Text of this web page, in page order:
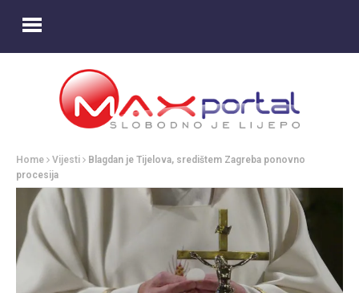
Home Vijesti
Blagdan je Tijelova, središtem Zagreba ponovno
procesija